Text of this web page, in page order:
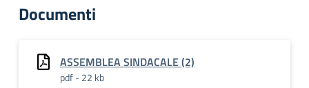
Documenti
ASSEMBLEA SINDACALE (2)
pdf - 22 kb